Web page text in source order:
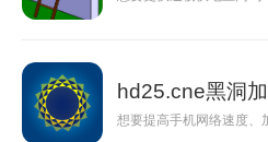
hd25.cne黑洞
想要提高手机网络速度、